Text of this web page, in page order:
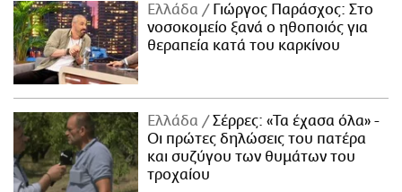
Ελλάδα
Γιώργος Παράσχος: Στο
νοσοκομείο ξανά ο ηθοποιός για
θεραπεία κατά του καρκίνου
Ελλάδα
Σέρρες: «Τα έχασα όλα» -
Οι πρώτες δηλώσεις του πατέρα
και συζύγου των θυμάτων του
τροχαίου